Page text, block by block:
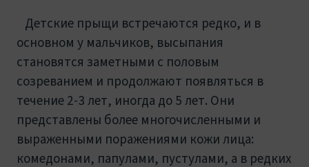
Детские прыщи встречаются редко, и в
основном у мальчиков, высыпания
становятся заметными с половым
созреванием и продолжают появляться в
течение 2-3 лет, иногда до 5 лет. Они
представлены более многочисленными и
выраженными поражениями кожи лица:
комедонами, папулами, пустулами, а в редких